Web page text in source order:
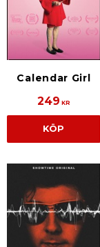
Calendar Girl
249 KR
KÖP